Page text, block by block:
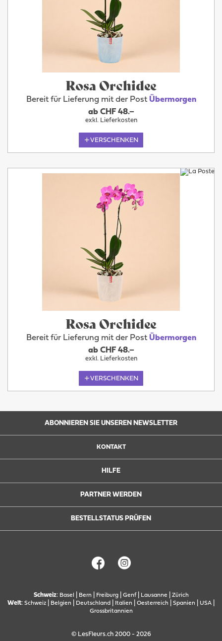
Rosa Orchidee
Bereit für Lieferung mit der Post Übermorgen
ab CHF 48.–
exkl. Lieferkosten
VERSCHENKEN
Rosa Orchidee
Bereit für Lieferung mit der Post Übermorgen
ab CHF 48.–
exkl. Lieferkosten
VERSCHENKEN
ABONNIEREN SIE UNSEREN NEWSLETTER
KONTAKT
HILFE
PARTNER WERDEN
BESTELLSTATUS PRÜFEN
Schweiz: Basel Bern Freiburg| Genf| Lausanne Zürich
Welt: Schweiz Belgien Deutschland Italien Oesterreich Spanien USA
Grossbritannien
© LesFleurs.ch 2000 - 2026